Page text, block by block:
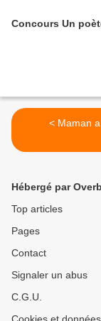
Concours Un
< Maman
Hébergé par
Top articles
Pages
Contact
Signaler un abus
C.G.U.